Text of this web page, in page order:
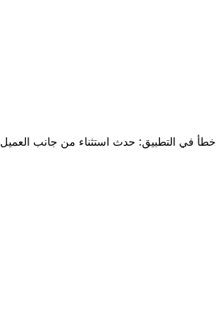
خطأ في التطبيق: حدث استثناء من جانب العميل